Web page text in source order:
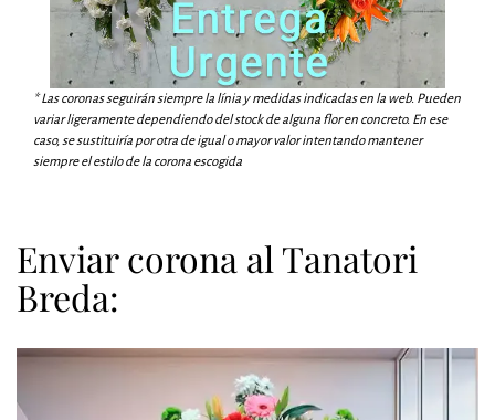
* Las coronas seguirán siempre la línia y medidas indicadas en la web. Pueden
variar ligeramente dependiendo del stock de alguna flor en concreto. En ese
caso, se sustituiría por otra de igual o mayor valor intentando mantener
siempre el estilo de la corona escogida
Enviar corona al Tanatori
Breda: